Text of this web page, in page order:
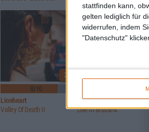
stattfinden kann,
gelten lediglich für
widerrufen, indem
"Datenschutz"
2
8/10
Lionheart
Valley Of Death II
Brutus (BE)
Live In Brussels